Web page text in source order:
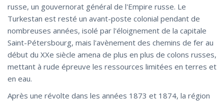
russe, un gouvernorat général de l'Empire russe. Le
Turkestan est resté un avant-poste colonial pendant de
nombreuses années, isolé par l'éloignement de la capitale
Saint-Pétersbourg, mais l'avènement des chemins de fer au
début du XXe siècle amena de plus en plus de colons russes,
mettant à rude épreuve les ressources limitées en terres et
en eau.
Après une révolte dans les années 1873 et 1874, la région